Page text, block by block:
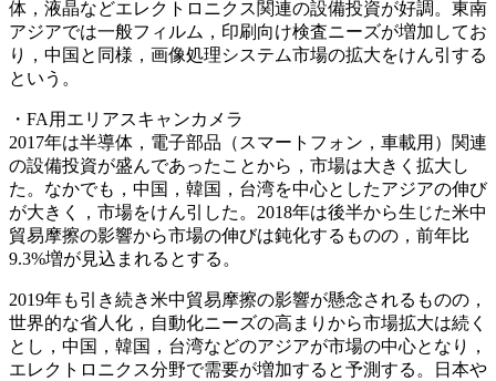
体，液晶などエレクトロニクス関連の設備投資が好調。東南
アジアでは一般フィルム，印刷向け検査ニーズが増加してお
り，中国と同様，画像処理システム市場の拡大をけん引する
という。
・FA用エリアスキャンカメラ
2017年は半導体，電子部品（スマートフォン，車載用）関連
の設備投資が盛んであったことから，市場は大きく拡大し
た。なかでも，中国，韓国，台湾を中心としたアジアの伸び
が大きく，市場をけん引した。2018年は後半から生じた米中
貿易摩擦の影響から市場の伸びは鈍化するものの，前年比
9.3%増が見込まれるとする。
2019年も引き続き米中貿易摩擦の影響が懸念されるものの，
世界的な省人化，自動化ニーズの高まりから市場拡大は続く
とし，中国，韓国，台湾などのアジアが市場の中心となり，
エレクトロニクス分野で需要が増加すると予測する。日本や